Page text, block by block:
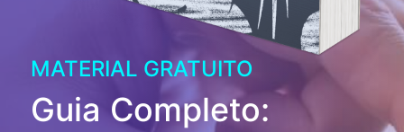
MATERIAL GRATUITO
Guia Completo: